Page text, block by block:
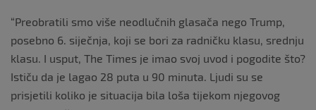
“Preobratili smo više neodlučnih glasača nego Trump,
posebno 6. siječnja, koji se bori za radničku klasu, srednju
klasu. I usput, The Times je imao svoj uvod i pogodite što?
Ističu da je lagao 28 puta u 90 minuta. Ljudi su se
prisjetili koliko je situacija bila loša tijekom njegovog